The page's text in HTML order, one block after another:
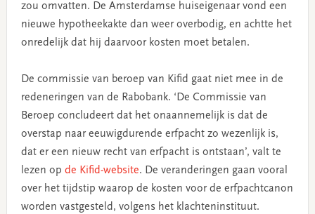
zou omvatten. De Amsterdamse huiseigenaar vond een
nieuwe hypotheekakte dan weer overbodig, en achtte het
onredelijk dat hij daarvoor kosten moet betalen.
De commissie van beroep van Kifid gaat niet mee in de
redeneringen van de Rabobank. ‘De Commissie van
Beroep concludeert dat het onaannemelijk is dat de
overstap naar eeuwigdurende erfpacht zo wezenlijk is,
dat er een nieuw recht van erfpacht is ontstaan’, valt te
lezen op de Kifid-website. De veranderingen gaan vooral
over het tijdstip waarop de kosten voor de erfpachtcanon
worden vastgesteld, volgens het klachteninstituut.